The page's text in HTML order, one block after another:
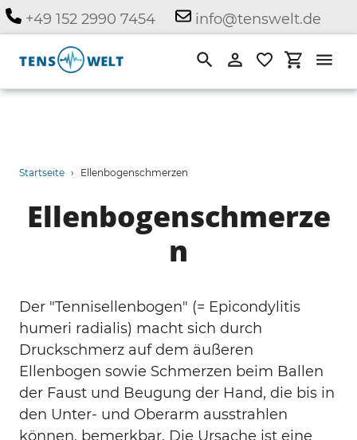
Direkt
zum
Inhalt
+49 152 2990 7454 info@tenswelt.de
SuchenEinloggen
Startseite › Ellenbogenschmerzen
Ellenbogenschmerze
n
Der "Tennisellenbogen" (= Epicondylitis
humeri radialis) macht sich durch
Druckschmerz auf dem äußeren
Ellenbogen sowie Schmerzen beim Ballen
der Faust und Beugung der Hand, die bis in
den Unter- und Oberarm ausstrahlen
können, bemerkbar. Die Ursache ist eine